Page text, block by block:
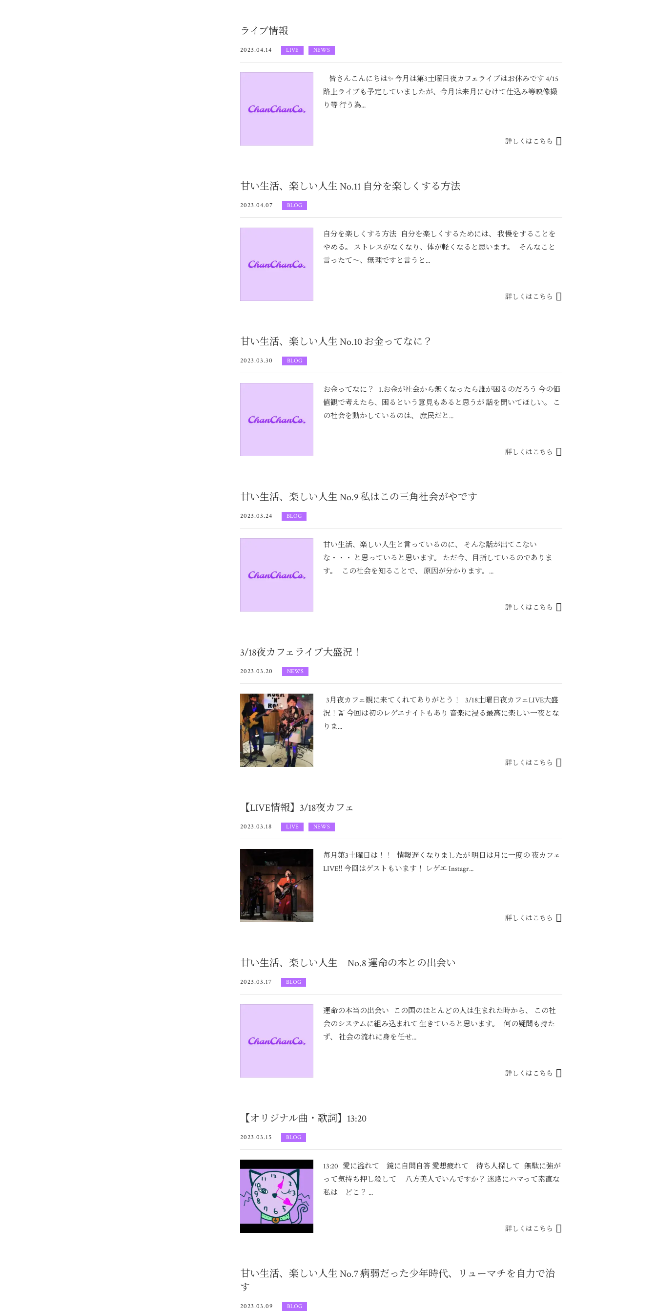
ライブ情報
2023.04.14 LIVE NEWS
皆さんこんにちは✨ 今月は第3土曜日夜カフェライブはお休みです 4/15
路上ライブも予定していましたが、今月は来月にむけて仕込み等映像撮
り等 行う為...
詳しくはこちら
甘い生活、楽しい人生 No.11 自分を楽しくする方法
2023.04.07 BLOG
自分を楽しくする方法 自分を楽しくするためには、 我慢をすることを
やめる。 ストレスがなくなり、体が軽くなると思います。 そんなこと
言ったて〜、無理ですと言うと...
詳しくはこちら
甘い生活、楽しい人生 No.10 お金ってなに？
2023.03.30 BLOG
お金ってなに？ 1.お金が社会から無くなったら誰が困るのだろう 今の価
値観で考えたら、困るという意見もあると思うが 話を聞いてほしい。 こ
の社会を動かしているのは、 庶民だと...
詳しくはこちら
甘い生活、楽しい人生 No.9 私はこの三角社会がやです
2023.03.24 BLOG
甘い生活、楽しい人生と言っているのに、 そんな話が出てこない
な・・・ と思っていると思います。 ただ今、目指しているのでありま
す。 この社会を知ることで、 原因が分かります。...
詳しくはこちら
3/18夜カフェライブ大盛況！
2023.03.20 NEWS
3月夜カフェ観に来てくれてありがとう！ 3/18土曜日夜カフェLIVE大盛
況！🫒 今回は初のレゲエナイトもあり 音楽に浸る最高に楽しい一夜とな
りま...
詳しくはこちら
【LIVE情報】3/18夜カフェ
2023.03.18 LIVE NEWS
毎月第3土曜日は！！ 情報遅くなりましたが 明日は月に一度の 夜カフェ
LIVE‼️ 今回はゲストもいます！ レゲエ Instagr...
詳しくはこちら
甘い生活、楽しい人生 No.8 運命の本との出会い
2023.03.17 BLOG
運命の本当の出会い この国のほとんどの人は生まれた時から、 この社
会のシステムに組み込まれて 生きていると思います。 何の疑問も持た
ず、 社会の流れに身を任せ...
詳しくはこちら
【オリジナル曲・歌詞】13:20
2023.03.15 BLOG
13:20 愛に溢れて 鏡に自問自答 愛想疲れて 待ち人探して 無駄に強が
って気持ち押し殺して 八方美人でいんですか？ 迷路にハマって素直な
私は どこ？ ...
詳しくはこちら
甘い生活、楽しい人生 No.7 病弱だった少年時代、リューマチを自力で治
す
2023.03.09 BLOG